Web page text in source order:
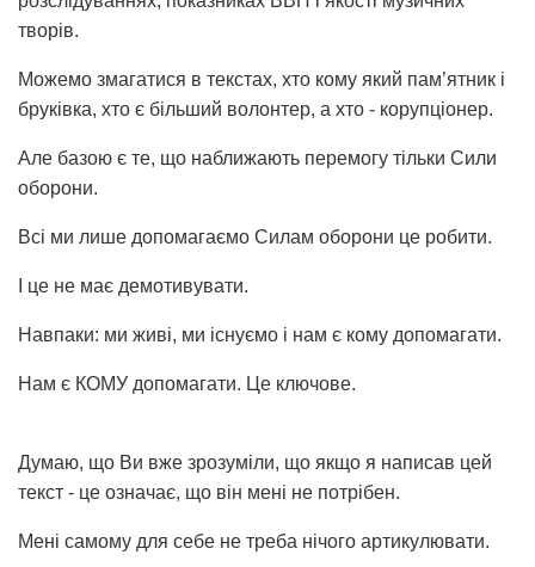
творів.
Можемо змагатися в текстах, хто кому який пам’ятник і
бруківка, хто є більший волонтер, а хто - корупціонер.
Але базою є те, що наближають перемогу тільки Сили
оборони.
Всі ми лише допомагаємо Силам оборони це робити.
І це не має демотивувати.
Навпаки: ми живі, ми існуємо і нам є кому допомагати.
Нам є КОМУ допомагати. Це ключове.
Думаю, що Ви вже зрозуміли, що якщо я написав цей
текст - це означає, що він мені не потрібен.
Мені самому для себе не треба нічого артикулювати.